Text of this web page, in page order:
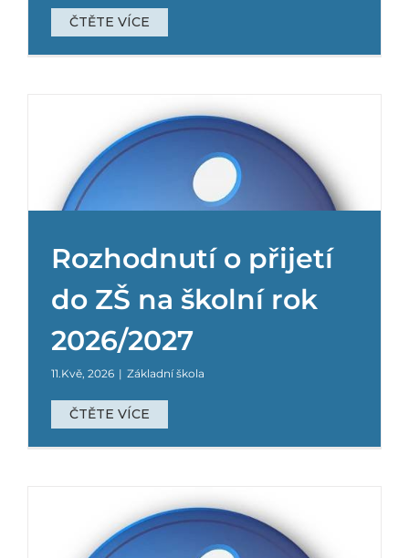
ČTĚTE VÍCE
Rozhodnutí o přijetí
do ZŠ na školní rok
2026/2027
11.Kvě, 2026 | Základní škola
ČTĚTE VÍCE